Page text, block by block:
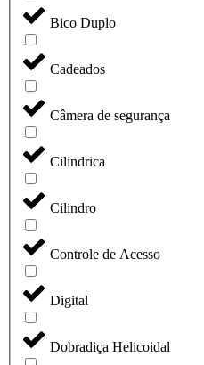
Bico Duplo
Cadeados
Câmera de segurança
Cilindrica
Cilindro
Controle de Acesso
Digital
Dobradiça Helicoidal